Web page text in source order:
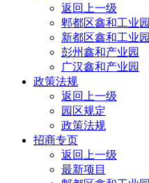
返回上一级
郫都区鑫和工业园
新都区鑫和工业园
彭州鑫和产业园
广汉鑫和产业园
政策法规
返回上一级
园区规定
政策法规
招商专页
返回上一级
最新项目